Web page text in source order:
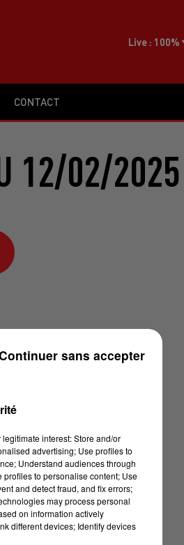
CONTACT
Live : 100%
12/02/
interest: Store and/or
advertising; Use profiles to
Understand audiences through
to personalise content; Use
and detect fraud, and fix errors;
may process personal
on information actively
different devices; Identify devices
sans accepter